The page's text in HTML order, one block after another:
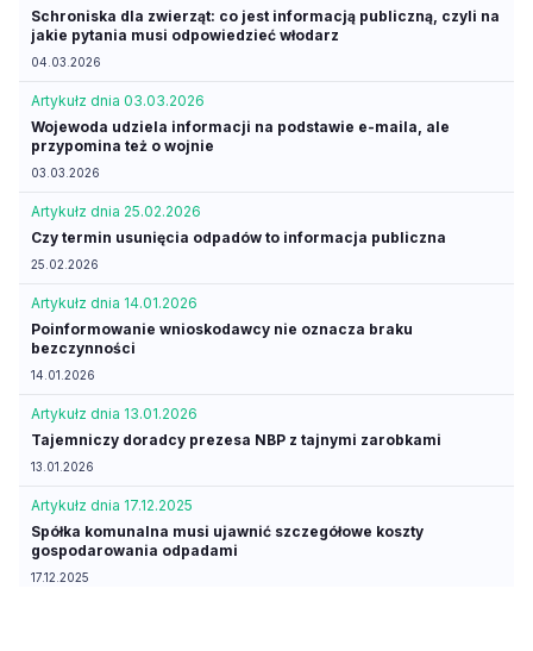
Schroniska dla zwierząt: co jest informacją publiczną, czyli na
jakie pytania musi odpowiedzieć włodarz
04.03.2026
Artykułz dnia 03.03.2026
Wojewoda udziela informacji na podstawie e-maila, ale
przypomina też o wojnie
03.03.2026
Artykułz dnia 25.02.2026
Czy termin usunięcia odpadów to informacja publiczna
25.02.2026
Artykułz dnia 14.01.2026
Poinformowanie wnioskodawcy nie oznacza braku
bezczynności
14.01.2026
Artykułz dnia 13.01.2026
Tajemniczy doradcy prezesa NBP z tajnymi zarobkami
13.01.2026
Artykułz dnia 17.12.2025
Spółka komunalna musi ujawnić szczegółowe koszty
gospodarowania odpadami
17.12.2025